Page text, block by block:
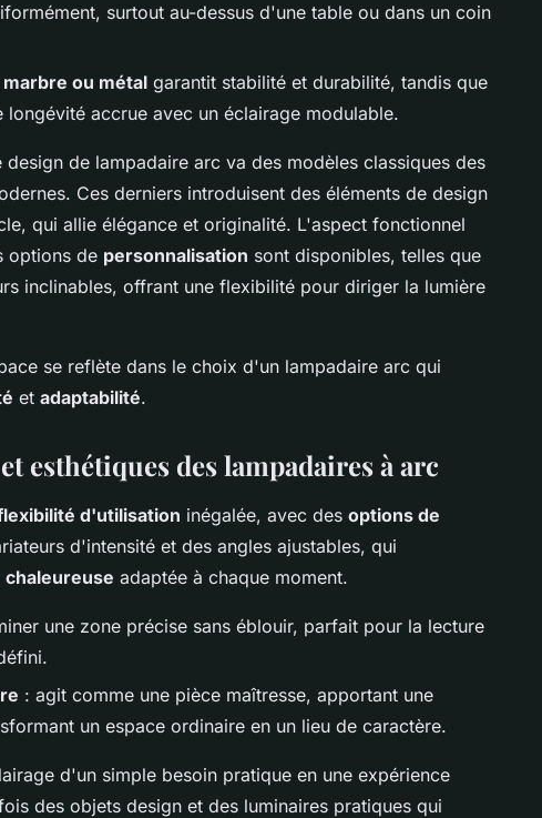
surtout au-dessus d'une table ou dans un coin
marbre ou métal garantit stabilité et durabilité, tandis que
longévité accrue avec un éclairage modulable.
de lampadaire arc va des modèles classiques des
Ces derniers introduisent des éléments de design
qui allie élégance et originalité. L'aspect fonctionnel
options de personnalisation sont disponibles, telles que
inclinables, offrant une flexibilité pour diriger la lumière
se reflète dans le choix d'un lampadaire arc qui
et adaptabilité.
esthétiques des lampadaires à arc
d'utilisation inégalée, avec des options de
d'intensité et des angles ajustables, qui
chaleureuse adaptée à chaque moment.
une zone précise sans éblouir, parfait pour la lecture
: agit comme une pièce maîtresse, apportant une
un espace ordinaire en un lieu de caractère.
d'un simple besoin pratique en une expérience
des objets design et des luminaires pratiques qui